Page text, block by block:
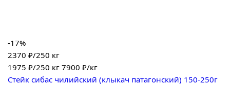
-17%
2370 ₽/250 кг
1975 ₽/250 кг 7900 ₽/кг
Стейк сибас чилийский (клыкач патагонский) 150-250г